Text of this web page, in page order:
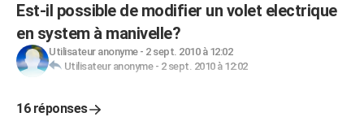
Est-il possible de modifier un volet electrique
en system à manivelle?
Utilisateur anonyme- 2 sept. 2010 à 12:02
Utilisateur anonyme- 2 sept. 2010 à 12:02
16 réponses